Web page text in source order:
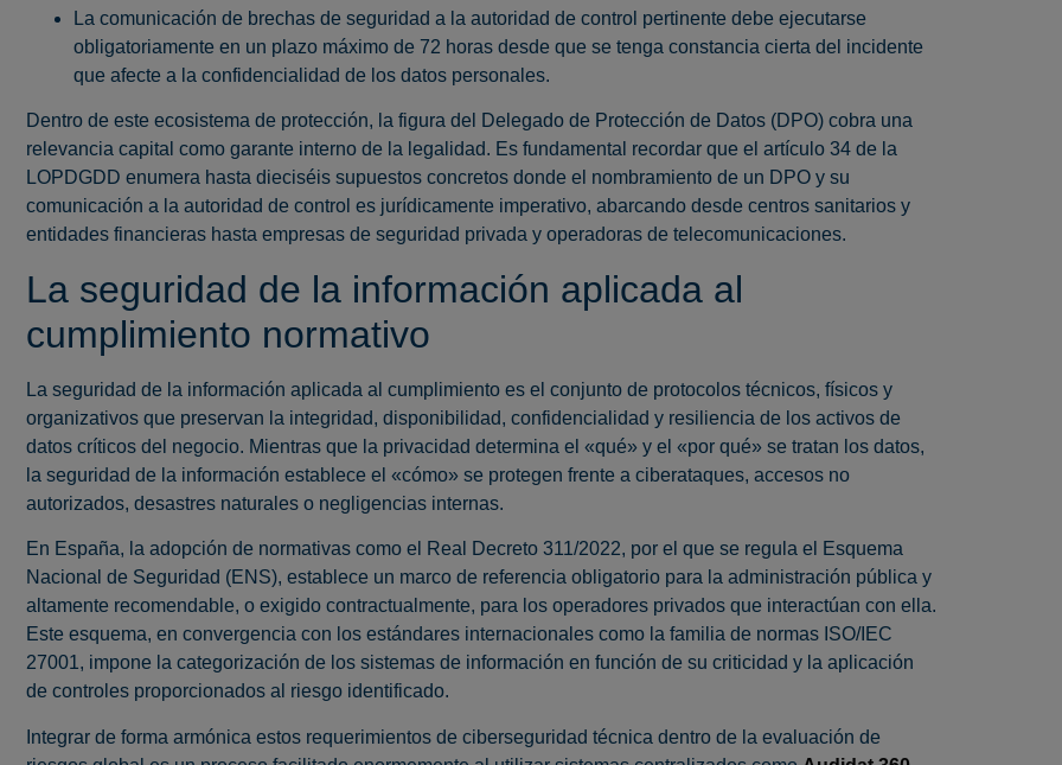
La comunicación de brechas de seguridad a la autoridad de control pertinente debe ejecutarse
obligatoriamente en un plazo máximo de 72 horas desde que se tenga constancia cierta del incidente
que afecte a la confidencialidad de los datos personales.
Dentro de este ecosistema de protección, la figura del Delegado de Protección de Datos (DPO) cobra una
relevancia capital como garante interno de la legalidad. Es fundamental recordar que el artículo 34 de la
LOPDGDD enumera hasta dieciséis supuestos concretos donde el nombramiento de un DPO y su
comunicación a la autoridad de control es jurídicamente imperativo, abarcando desde centros sanitarios y
entidades financieras hasta empresas de seguridad privada y operadoras de telecomunicaciones.
La seguridad de la información aplicada al
cumplimiento normativo
La seguridad de la información aplicada al cumplimiento es el conjunto de protocolos técnicos, físicos y
organizativos que preservan la integridad, disponibilidad, confidencialidad y resiliencia de los activos de
datos críticos del negocio. Mientras que la privacidad determina el «qué» y el «por qué» se tratan los datos,
la seguridad de la información establece el «cómo» se protegen frente a ciberataques, accesos no
autorizados, desastres naturales o negligencias internas.
En España, la adopción de normativas como el Real Decreto 311/2022, por el que se regula el Esquema
Nacional de Seguridad (ENS), establece un marco de referencia obligatorio para la administración pública y
altamente recomendable, o exigido contractualmente, para los operadores privados que interactúan con ella.
Este esquema, en convergencia con los estándares internacionales como la familia de normas ISO/IEC
27001, impone la categorización de los sistemas de información en función de su criticidad y la aplicación
de controles proporcionados al riesgo identificado.
Integrar de forma armónica estos requerimientos de ciberseguridad técnica dentro de la evaluación de